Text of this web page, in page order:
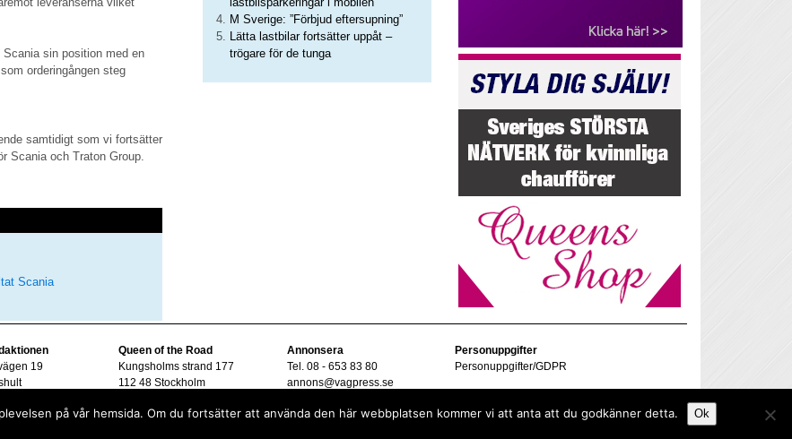
sin position med en
orderingången steg
samtidigt som vi fortsätter
Scania och Traton Group.
Scania
M Sverige: ”Förbjud eftersupning”
Lätta lastbilar fortsätter uppåt –
trögare för de tunga
19
Queen of the Road
Kungsholms strand 177
112 48 Stockholm
Annonsera
Tel. 08 - 653 83 80
annons@vagpress.se
Personuppgifter
Personuppgifter/GDPR
på vår hemsida. Om du fortsätter att använda den här webbplatsen kommer vi att anta att du godkänner detta. Ok